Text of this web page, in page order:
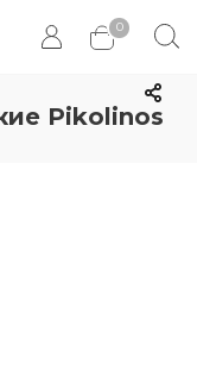
0
Pikolinos